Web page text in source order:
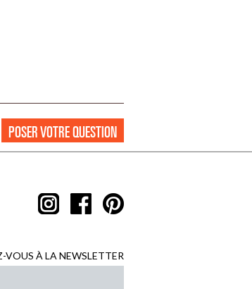
POSER VOTRE QUESTION
VOUS À LA NEWSLETTER